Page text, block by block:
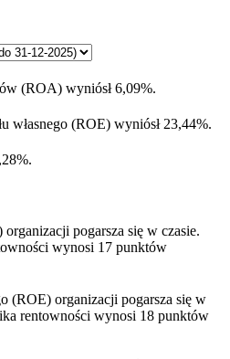
(ROA) wyniósł 6,09%.
własnego (ROE) wyniósł 23,44%.
organizacji pogarsza się w czasie.
wynosi 17 punktów
(ROE) organizacji pogarsza się w
rentowności wynosi 18 punktów